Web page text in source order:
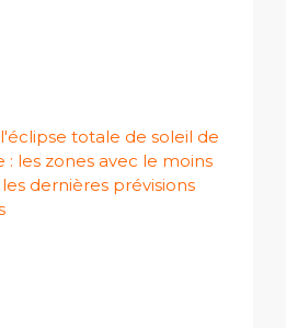
totale de soleil de
: les zones avec le moins
dernières prévisions